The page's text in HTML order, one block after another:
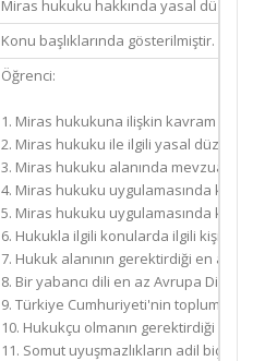
Miras hukuku hakkında yasal
Konu başlıklarında gösterilmiştir.
Öğrenci:
1. Miras hukukuna ilişkin kavram ve
2. Miras hukuku ile ilgili yasal
3. Miras hukuku alanında mevzuat
4. Miras hukuku uygulamasında
5. Miras hukuku uygulamasında
6. Hukukla ilgili konularda ilgili kişi ve
7. Hukuk alanının gerektirdiği en az
8. Bir yabancı dili en az Avrupa Dil
9. Türkiye Cumhuriyeti'nin toplumun
10. Hukukçu olmanın gerektirdiği
11. Somut uyuşmazlıkların adil